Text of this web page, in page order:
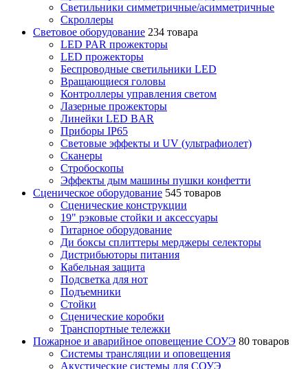
Светильники симметричные/асимметричные
Скроллеры
Световое оборудование 234 товара
LED PAR прожекторы
LED прожекторы
Беспроводные светильники LED
Вращающиеся головы
Контроллеры управления светом
Лазерные прожекторы
Линейки LED BAR
Приборы IP65
Световые эффекты и UV (ультрафиолет)
Сканеры
Стробоскопы
Эффекты дым машины пушки конфетти
Сценическое оборудование 545 товаров
Сценические конструкции
19" рэковые стойки и аксесcуары
Гитарное оборудование
Ди боксы сплиттеры мерджеры селекторы
Дистрибьюторы питания
Кабельная защита
Подсветка для нот
Подъемники
Стойки
Сценические коробки
Транспортные тележки
Пожарное и аварийное оповещение СОУЭ 80 товаров
Cистемы трансляции и оповещения
Акустические системы для СОУЭ